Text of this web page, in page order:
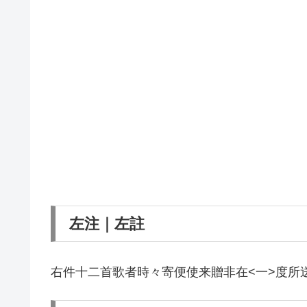
左注｜左註
右件十二首歌者時々寄便使来贈非在<一>度所